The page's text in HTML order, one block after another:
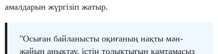
амалдарын жүргізіп жатыр.
"Осыған байланысты оқиғаның нақты мән-
жайын анықтау, істің толықтығын қамтамасыз